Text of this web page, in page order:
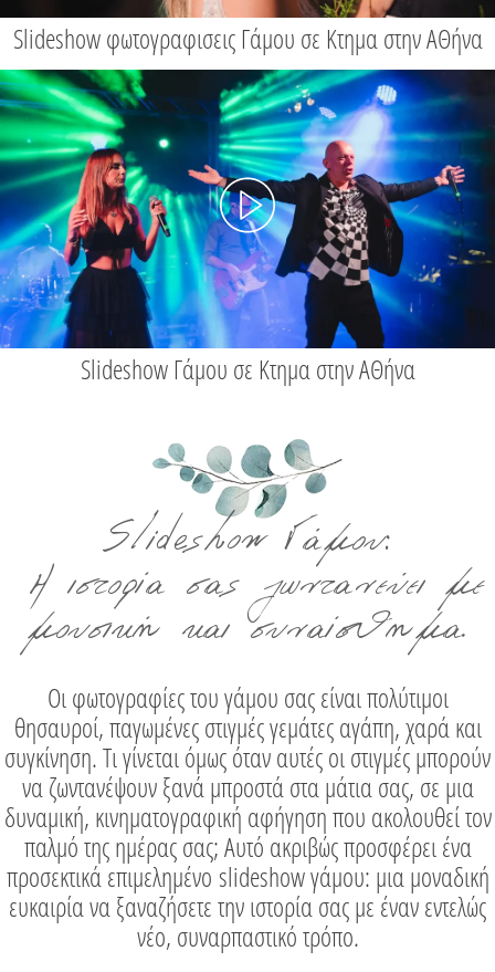
Slideshow φωτογραφισεις Γάμου σε Κτημα στην ΑΘήνα
Slideshow Γάμου σε Κτημα στην ΑΘήνα
Slideshow Γάμου:
Η ιστορία σας ζωντανεύει με
μουσική και συναίσθημα.
Οι φωτογραφίες του γάμου σας είναι πολύτιμοι
θησαυροί, παγωμένες στιγμές γεμάτες αγάπη, χαρά και
συγκίνηση. Τι γίνεται όμως όταν αυτές οι στιγμές μπορούν
να ζωντανέψουν ξανά μπροστά στα μάτια σας, σε μια
δυναμική, κινηματογραφική αφήγηση που ακολουθεί τον
παλμό της ημέρας σας; Αυτό ακριβώς προσφέρει ένα
προσεκτικά επιμελημένο slideshow γάμου: μια μοναδική
ευκαιρία να ξαναζήσετε την ιστορία σας με έναν εντελώς
νέο, συναρπαστικό τρόπο.